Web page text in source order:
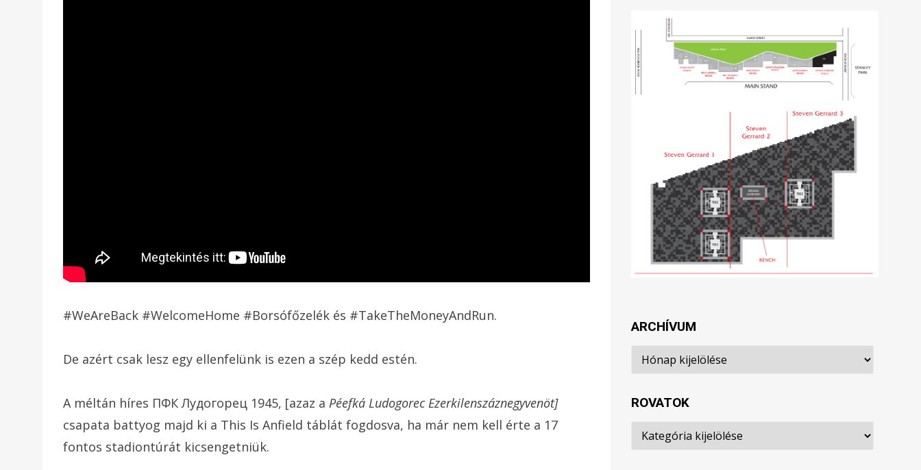
#WeAreBack #WelcomeHome #Borsófőzelék és #TakeTheMoneyAndRun.
De azért csak lesz egy ellenfelünk is ezen a szép kedd estén.
A méltán híres ПФК Лудогорец 1945, [azaz a Péefká Ludogorec Ezerkilenszáznegyvenöt]
csapata battyog majd ki a This Is Anfield táblát fogdosva, ha már nem kell érte a 17
fontos stadiontúrát kicsengetniük.
ARCHÍVUM
Archívum
ROVATOK
Rovatok